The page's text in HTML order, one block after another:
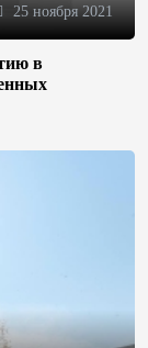
25 ноября 2021
в